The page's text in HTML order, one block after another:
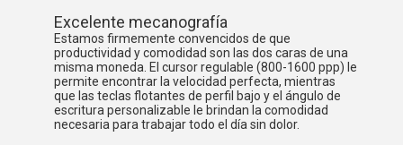
Excelente mecanografía
Estamos firmemente convencidos de que
productividad y comodidad son las dos caras de una
misma moneda. El cursor regulable (800-1600 ppp) le
permite encontrar la velocidad perfecta, mientras
que las teclas flotantes de perfil bajo y el ángulo de
escritura personalizable le brindan la comodidad
necesaria para trabajar todo el día sin dolor.